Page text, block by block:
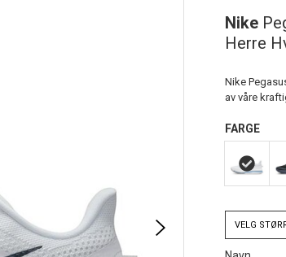
Nike
Herre
Nike
av våre
FARGE
VELG